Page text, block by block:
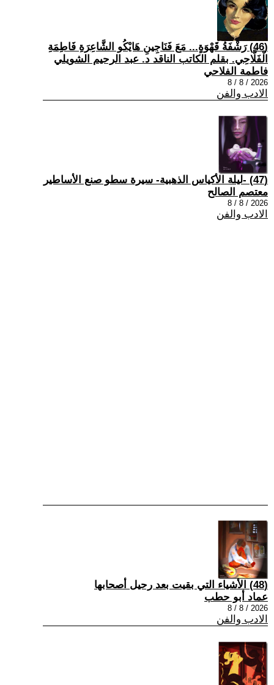
(46) رَشْفَةُ قَهْوَةٍ... مَعَ فَنَاجِينِ هَايْكُو الشَّاعِرَةِ فَاطِمَةِ
الْفَلَّاحِي. بقلم الكاتب الناقد د. عبد الرحيم الشويلي
فاطمة الفلاحي
2026 / 8 / 8
الادب والفن
(47) -ليلة الأكياس الذهبية- سيرة سطو صنع الأساطير
معتصم الصالح
2026 / 8 / 8
الادب والفن
(48) الأشياء التي بقيت بعد رحيل أصحابها
عماد أبو حطب
2026 / 8 / 8
الادب والفن